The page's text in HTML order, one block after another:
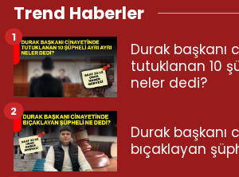
Trend Haberler
Durak başkanı
tutuklanan 10
neler dedi?
1
Durak başkanı
bıçaklayan
2